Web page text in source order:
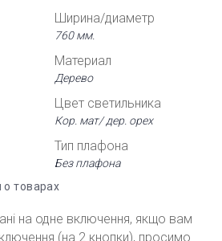
Ширина/диаметр
760 мм.
Материал
Дерево
Цвет светильника
Кор. мат/ дер. орех
Тип плафона
Без плафона
о товарах
на одне включення, якщо вам
(на 2 кнопки), просимо